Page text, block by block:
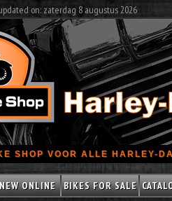
on: zaterdag 8 augustus 2026
SHOP VOOR ALLE HARLEY-
NEW ONLINE BIKES FOR SALE